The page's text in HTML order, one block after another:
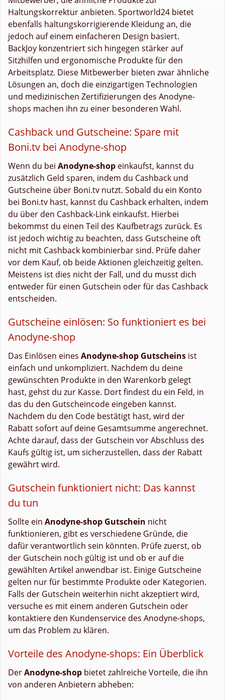
Haltungskorrektur anbieten. Sportworld24 bietet
ebenfalls haltungskorrigierende Kleidung an, die
jedoch auf einem einfacheren Design basiert.
BackJoy konzentriert sich hingegen stärker auf
Sitzhilfen und ergonomische Produkte für den
Arbeitsplatz. Diese Mitbewerber bieten zwar ähnliche
Lösungen an, doch die einzigartigen Technologien
und medizinischen Zertifizierungen des Anodyne-
shops machen ihn zu einer besonderen Wahl.
Cashback und Gutscheine: Spare mit
Boni.tv bei Anodyne-shop
Wenn du bei Anodyne-shop einkaufst, kannst du
zusätzlich Geld sparen, indem du Cashback und
Gutscheine über Boni.tv nutzt. Sobald du ein Konto
bei Boni.tv hast, kannst du Cashback erhalten, indem
du über den Cashback-Link einkaufst. Hierbei
bekommst du einen Teil des Kaufbetrags zurück. Es
ist jedoch wichtig zu beachten, dass Gutscheine oft
nicht mit Cashback kombinierbar sind. Prüfe daher
vor dem Kauf, ob beide Aktionen gleichzeitig gelten.
Meistens ist dies nicht der Fall, und du musst dich
entweder für einen Gutschein oder für das Cashback
entscheiden.
Gutscheine einlösen: So funktioniert es bei
Anodyne-shop
Das Einlösen eines Anodyne-shop Gutscheins ist
einfach und unkompliziert. Nachdem du deine
gewünschten Produkte in den Warenkorb gelegt
hast, gehst du zur Kasse. Dort findest du ein Feld, in
das du den Gutscheincode eingeben kannst.
Nachdem du den Code bestätigt hast, wird der
Rabatt sofort auf deine Gesamtsumme angerechnet.
Achte darauf, dass der Gutschein vor Abschluss des
Kaufs gültig ist, um sicherzustellen, dass der Rabatt
gewährt wird.
Gutschein funktioniert nicht: Das kannst
du tun
Sollte ein Anodyne-shop Gutschein nicht
funktionieren, gibt es verschiedene Gründe, die
dafür verantwortlich sein könnten. Prüfe zuerst, ob
der Gutschein noch gültig ist und ob er auf die
gewählten Artikel anwendbar ist. Einige Gutscheine
gelten nur für bestimmte Produkte oder Kategorien.
Falls der Gutschein weiterhin nicht akzeptiert wird,
versuche es mit einem anderen Gutschein oder
kontaktiere den Kundenservice des Anodyne-shops,
um das Problem zu klären.
Vorteile des Anodyne-shops: Ein Überblick
DerAnodyne-shop bietet zahlreiche Vorteile, die ihn
von anderen Anbietern abheben: